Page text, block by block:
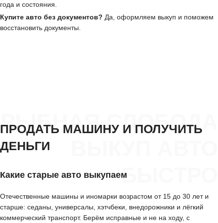
года и состояния.
Купите авто без документов? Да, оформляем выкуп и поможем
восстановить документы.
РЫБНАЯ СЛОБОДА
БЫСТРО
ПРОДАТЬ МАШИНУ И ПОЛУЧИТЬ
ДЕНЬГИ
Какие старые авто выкупаем
Отечественные машины и иномарки возрастом от 15 до 30 лет и
старше: седаны, универсалы, хэтчбеки, внедорожники и лёгкий
коммерческий транспорт. Берём исправные и не на ходу, с